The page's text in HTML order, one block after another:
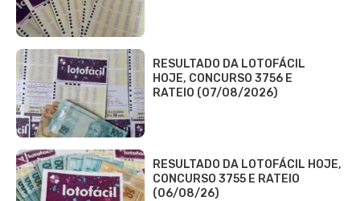
RESULTADO DA LOTOFÁCIL
HOJE, CONCURSO 3756 E
RATEIO (07/08/2026)
RESULTADO DA LOTOFÁCIL HOJE,
CONCURSO 3755 E RATEIO
(06/08/26)